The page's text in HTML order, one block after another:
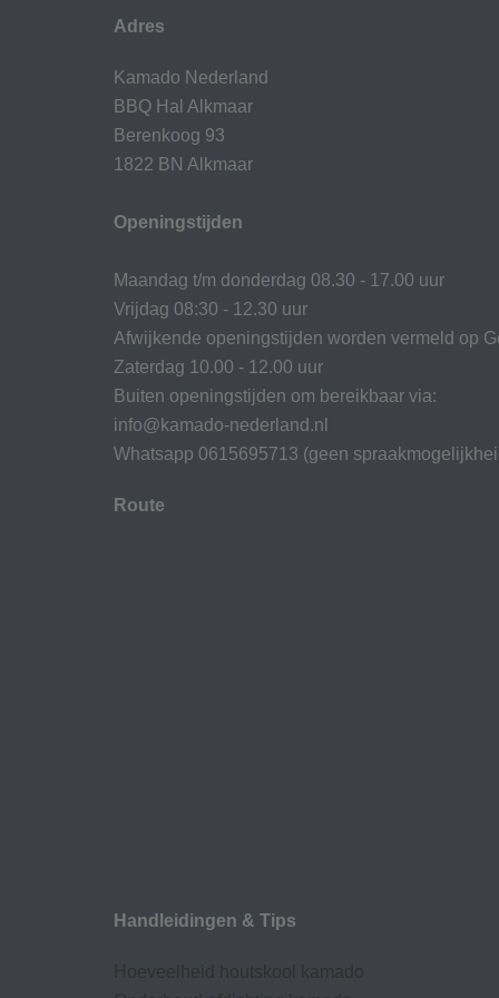
Adres
Kamado Nederland
BBQ Hal Alkmaar
Berenkoog 93
1822 BN Alkmaar
Openingstijden
Maandag t/m donderdag 08.30 - 17.00 uur
Vrijdag 08:30 - 12.30 uur
Afwijkende openingstijden worden vermeld op
Zaterdag 10.00 - 12.00 uur
Buiten openingstijden om bereikbaar via:
info@kamado-nederland.nl
Whatsapp 0615695713 (geen
Route
Handleidingen & Tips
Hoeveelheid houtskool kamado